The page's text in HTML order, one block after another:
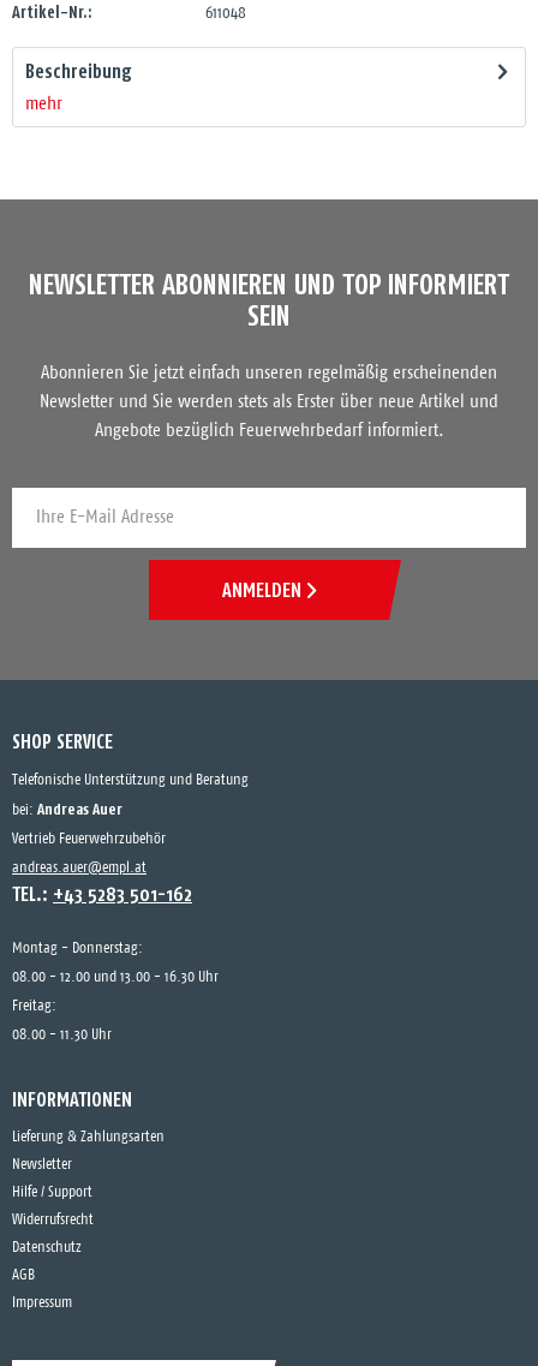
Artikel-Nr.: 611048
Beschreibung
mehr
NEWSLETTER ABONNIEREN UND TOP INFORMIERT
SEIN
Abonnieren Sie jetzt einfach unseren regelmäßig erscheinenden
Newsletter und Sie werden stets als Erster über neue Artikel und
Angebote bezüglich Feuerwehrbedarf informiert.
ANMELDEN
SHOP SERVICE
Telefonische Unterstützung und Beratung
bei: Andreas Auer
Vertrieb Feuerwehrzubehör
andreas.auer@empl.at
TEL.: +43 5283 501-162
Montag - Donnerstag:
08.00 - 12.00 und 13.00 - 16.30 Uhr
Freitag:
08.00 - 11.30 Uhr
INFORMATIONEN
Lieferung & Zahlungsarten
Newsletter
Hilfe / Support
Widerrufsrecht
Datenschutz
AGB
Impressum